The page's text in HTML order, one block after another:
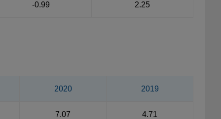
-0.99 2.25
2020 2019
7.07 4.71